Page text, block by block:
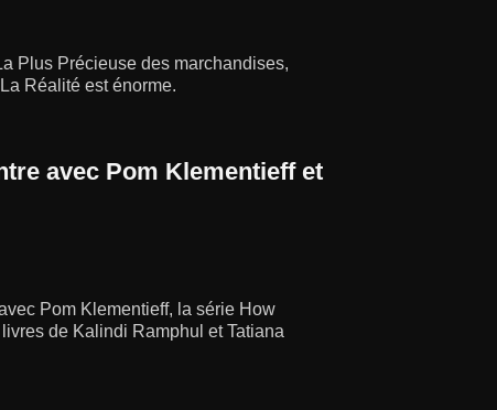
Plus Précieuse des marchandises,
Réalité est énorme.
avec Pom Klementieff et
Pom Klementieff, la série How
de Kalindi Ramphul et Tatiana